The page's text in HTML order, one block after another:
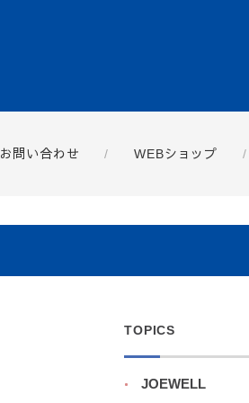
お問い合わせ WEBショップ
TOPICS
JOEWELL